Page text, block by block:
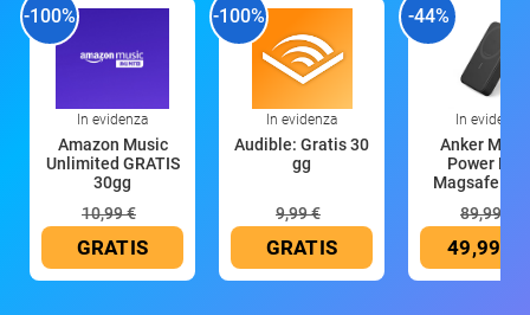
-100%
In evidenza
Amazon Music
Unlimited GRATIS
30gg
10,99 €
GRATIS
-100%
In evidenza
Audible: Gratis 30
gg
9,99 €
GRATIS
-44%
In evidenza
Anker
Power
Magsafe
89,99 €
49,99 €